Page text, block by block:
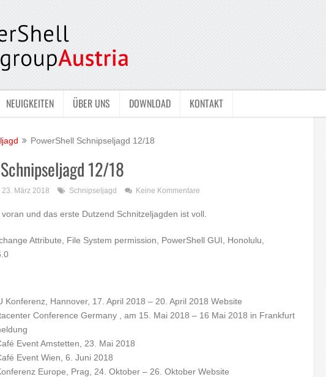
NEUIGKEITEN ÜBER UNS DOWNLOAD KONTAKT
PowerShell Schnipseljagd 12/18
12/18
23. März 2018 Schnipseljagd Keine Kommentare
und das erste Dutzend Schnitzeljagden ist voll.
Attribute, File System permission, PowerShell GUI, Honolulu,
Konferenz, Hannover, 17. April 2018 – 20. April 2018 Website
Conference Germany , am 15. Mai 2018 – 16 Mai 2018 in Frankfurt
Event Amstetten, 23. Mai 2018
Event Wien, 6. Juni 2018
Europe, Prag, 24. Oktober – 26. Oktober Website